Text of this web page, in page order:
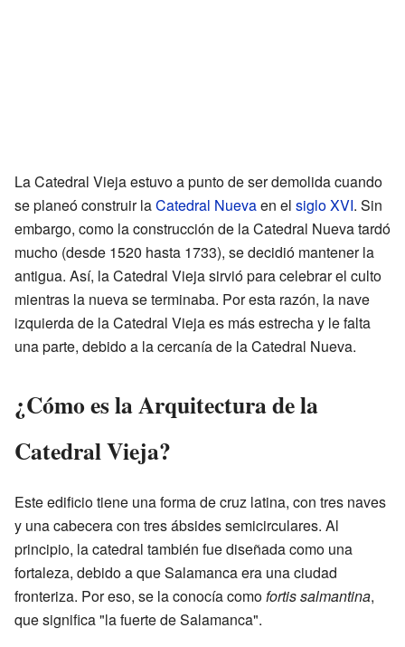
La Catedral Vieja estuvo a punto de ser demolida cuando
se planeó construir laCatedral Nuevaen el siglo XVI. Sin
embargo, como la construcción de la Catedral Nueva tardó
mucho (desde 1520 hasta 1733), se decidió mantener la
antigua. Así, la Catedral Vieja sirvió para celebrar el culto
mientras la nueva se terminaba. Por esta razón, la nave
izquierda de la Catedral Vieja es más estrecha y le falta
una parte, debido a la cercanía de la Catedral Nueva.
¿Cómo es la Arquitectura de la
Catedral Vieja?
Este edificio tiene una forma de cruz latina, con tres naves
y una cabecera con tres ábsides semicirculares. Al
principio, la catedral también fue diseñada como una
fortaleza, debido a que Salamanca era una ciudad
fronteriza. Por eso, se la conocía comofortis salmantina,
que significa "la fuerte de Salamanca".